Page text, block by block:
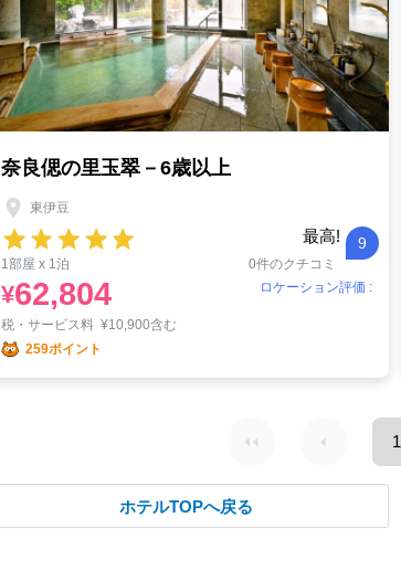
奈良偲の里玉翠－6歳以上
東伊豆
最高! 9
1部屋 x 1泊
0件のクチコミ
ロケーション評価 :
¥62,804
税・サービス料 ¥10,900含む
259ポイント
1
ホテルTOPへ戻る